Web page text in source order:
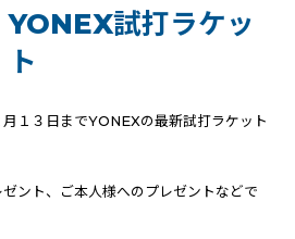
YONEX試打ラケッ
ト
１３日までYONEXの最新試打ラケット
ント、ご本人様へのプレゼントなどで